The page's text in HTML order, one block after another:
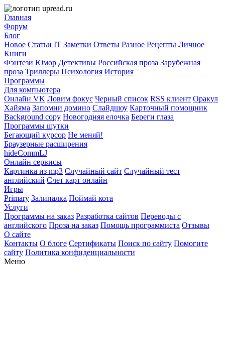
Главная
Форум
Блог
Новое Статьи IT Заметки Ответы Разное Рецепты Личное
Книги
Фэнтези Юмор Детективы Российская проза Зарубежная
проза Триллеры Психология История
Программы
Для компьютера
Онлайн VK Ловим фокус Черный список RSS клиент Оракул
Хайяма Запомни домино Слайдшоу Карточный помощник
Background copy Новогодняя елочка Береги глаза
Программы шутки
Бегающий курсор Не меняй!
Браузерные расширения
hideCommLJ
Онлайн сервисы
Картинка из mp3 Случайный сайт Случайный тест
английский Счет карт онлайн
Игры
Primary Залипалка Поймай кота
Услуги
Программы на заказ Разработка сайтов Переводы с
английского Проза на заказ Помощь программиста Отзывы
О сайте
Контакты О блоге Сертификаты Поиск по сайту Помогите
сайту Политика конфиденциальности
Меню